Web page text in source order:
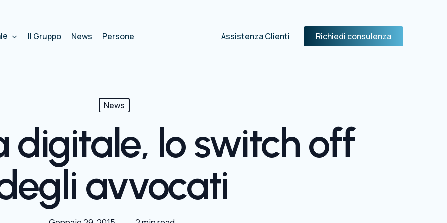
Il Gruppo News Persone Assistenza Clienti Richiedi consulenza
News
digitale, lo switch off
avvocati